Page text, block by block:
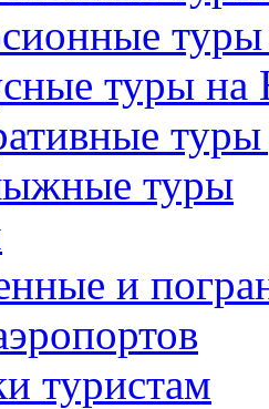
туры на
туры
и
туристам